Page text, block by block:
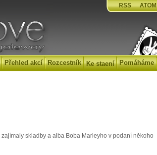
RSS ATOM
Přehled akcí Rozcestník Ke staení Pomáháme
zajímaly skladby a alba Boba Marleyho v podaní někoho